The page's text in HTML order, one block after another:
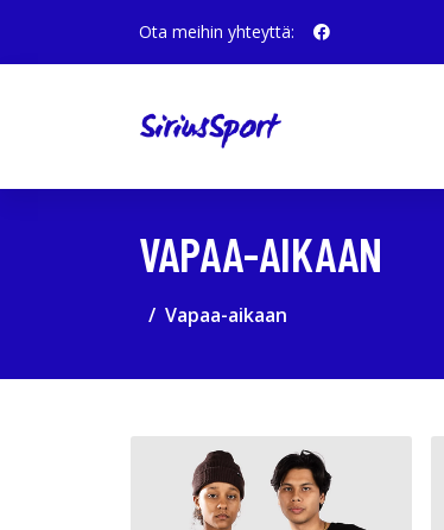
Ota meihin yhteyttä:
VAPAA-AIKAAN
Vapaa-aikaan